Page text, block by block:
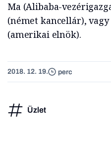
Ma (Alibaba-
(német kancellár),
(amerikai elnök).
2018. 12. 19. perc
Üzlet